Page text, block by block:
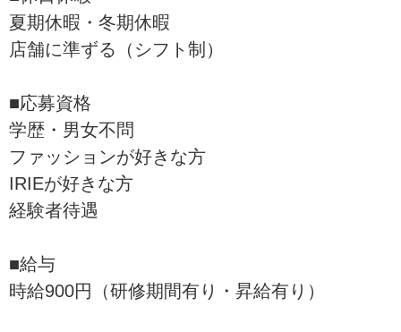
夏期休暇・冬期休暇
店舗に準ずる（シフト制）
■応募資格
学歴・男女不問
ファッションが好きな方
IRIEが好きな方
経験者待遇
■給与
時給900円（研修期間有り・昇給有り）